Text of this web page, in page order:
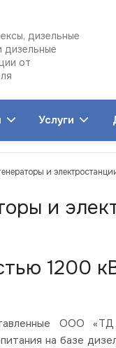
дизельные
дизельные
от
Услуги
и
и
1200
ООО «ТД
на базе